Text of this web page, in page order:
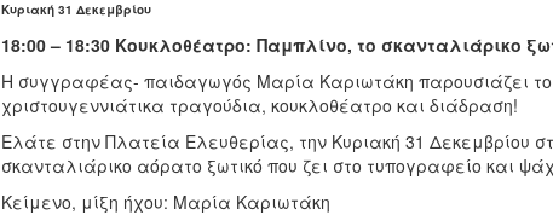
Κυριακή 31 Δεκεμβρίου
18:00 – 18:30 Κουκλοθέατρο: Παμπλίνο, το σκανταλιάρικο
Η συγγραφέας- παιδαγωγός Μαρία Καριωτάκη παρουσιάζει
χριστουγεννιάτικα τραγούδια, κουκλοθέατρο και διάδραση!
Ελάτε στην Πλατεία Ελευθερίας, την Κυριακή 31 Δεκεμβρίου
σκανταλιάρικο αόρατο ξωτικό που ζει στο τυπογραφείο και
Κείμενο, μίξη ήχου: Μαρία Καριωτάκη